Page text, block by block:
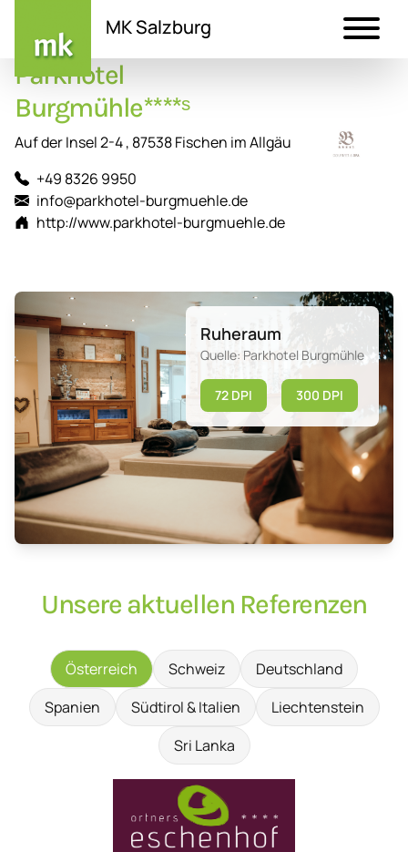
Inhalt
MK Salzburg
Parkhotel
Burgmühle****ˢ
Auf der Insel 2-4 , 87538 Fischen im Allgäu
+49 8326 9950
info@parkhotel-burgmuehle.de
http://www.parkhotel-burgmuehle.de
Ruheraum
Quelle: Parkhotel Burgmühle
72 DPI 300 DPI
Unsere aktuellen Referenzen
Österreich Schweiz
Deutschland
Spanien
Südtirol & Italien
Liechtenstein
Sri Lanka